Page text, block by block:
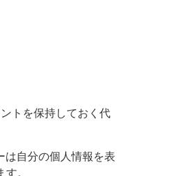
トを保持しておく代
は自分の個人情報を表
。